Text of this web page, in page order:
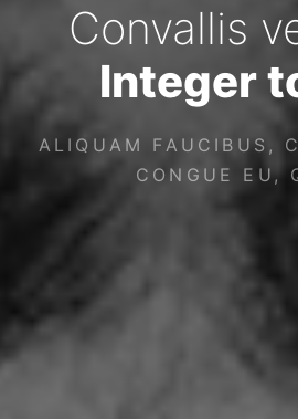
Convallis
Integer
ALIQUAM FAUCIBUS,
CONGUE EU,